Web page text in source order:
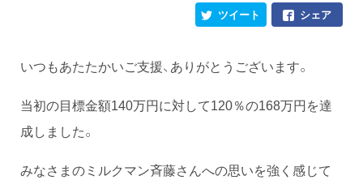
シェア
ツイート
いつもあたたかいご支援、ありがとうございます。
当初の目標金額140万円に対して120％の168万円を達
成しました。
みなさまのミルクマン斉藤さんへの思いを強く感じて